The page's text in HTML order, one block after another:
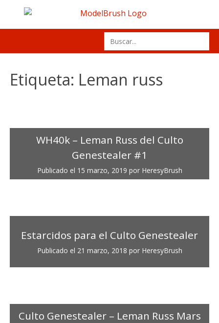
content
Search
for:
Etiqueta: Leman russ
WH40k – Leman Russ del Culto
Genestealer #1
Publicado el 15 marzo, 2019 por HeresyBrush
Estarcidos para el Culto Genestealer
Publicado el 21 marzo, 2018 por HeresyBrush
Culto Genestealer – Leman Russ Mars